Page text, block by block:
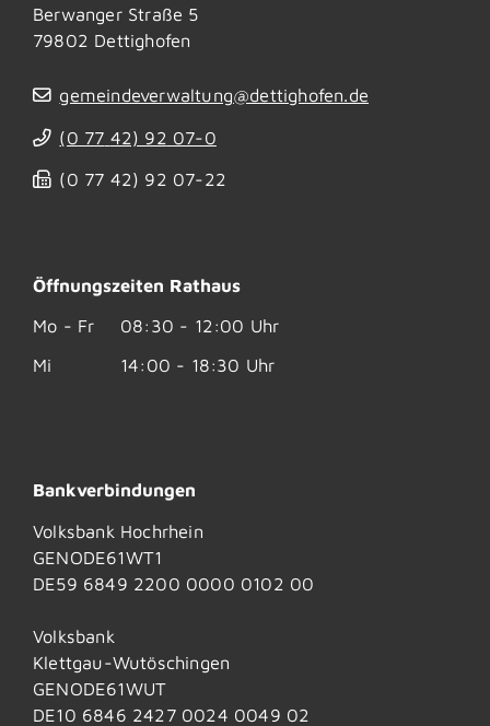
Berwanger Straße 5
79802 Dettighofen
gemeindeverwaltung@dettighofen.de
(0 77 42) 92 07-0
(0 77 42) 92 07-22
Öffnungszeiten Rathaus
Mo - Fr
08:30 - 12:00 Uhr
Mi
14:00 - 18:30 Uhr
Bankverbindungen
Volksbank Hochrhein
GENODE61WT1
DE59 6849 2200 0000 0102 00
Volksbank
Klettgau-Wutöschingen
GENODE61WUT
DE10 6846 2427 0024 0049 02